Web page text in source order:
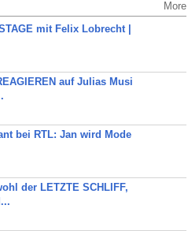
More
mit Felix Lobrecht |
auf Julias Musi
bei RTL: Jan wird Mode
der LETZTE SCHLIFF,